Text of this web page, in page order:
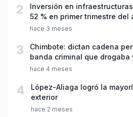
2
Inversión en
52 % en primer trimestre del
hace 3 meses
3
Chimbote: dictan cadena
banda criminal que
hace 4 meses
4
López-Aliaga logró la
exterior
hace 2 meses